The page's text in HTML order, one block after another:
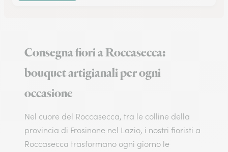
Consegna fiori a Roccasecca:
bouquet artigianali per ogni
occasione
Nel cuore del Roccasecca, tra le colline della
provincia di Frosinone nel Lazio, i nostri fioristi a
Roccasecca trasformano ogni giorno le